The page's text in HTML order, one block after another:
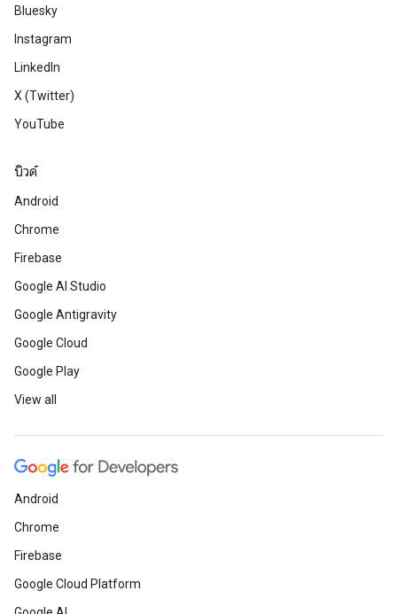
Bluesky
Instagram
LinkedIn
X (Twitter)
YouTube
บิวด์
Android
Chrome
Firebase
Google AI Studio
Google Antigravity
Google Cloud
Google Play
View all
Android
Chrome
Firebase
Google Cloud Platform